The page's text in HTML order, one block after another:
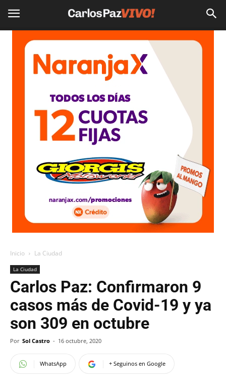
Inicio La Ciudad
La Ciudad
Carlos Paz: Confirmaron 9
casos más de Covid-19 y ya
son 309 en octubre
Por Sol Castro - 16 octubre, 2020
WhatsApp + Seguinos en Google